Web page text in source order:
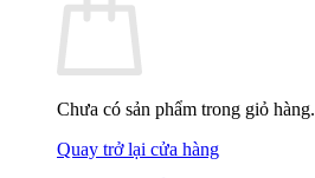
Chưa có sản phẩm trong giỏ hàng.
Quay trở lại cửa hàng